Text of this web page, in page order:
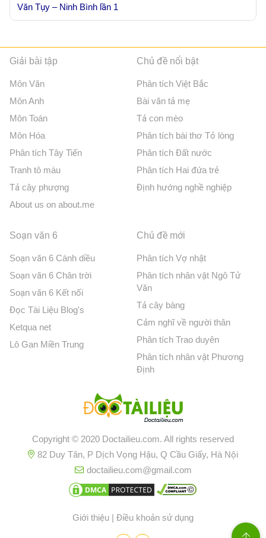
Văn Tụy – Ninh Bình lần 1
Giải bài tập
Môn Văn
Môn Anh
Môn Toán
Môn Hóa
Phân tích Tây Tiến
Tranh tô màu
Tả cây phượng
About us on about.me
Chủ đề nổi bật
Phân tích Việt Bắc
Bài văn tả mẹ
Tả con mèo
Phân tích bài thơ Tỏ lòng
Phân tích Đất nước
Phân tích Hai đứa trẻ
Định hướng nghề nghiệp
Soạn văn 6
Soạn văn 6 Cánh diều
Soạn văn 6 Chân trời
Soạn văn 6 Kết nối
Đọc Tài Liệu Blog's
Ketqua net
Lô Gan Miền Trung
Chủ đề mới
Phân tích Vợ nhặt
Phân tích nhân vật Ngô Tử
Văn
Tả cây bàng
Cảm nghĩ về người thân
Phân tích Trao duyên
Phân tích nhân vật Phương
Định
Copyright © 2020 Doctailieu.com. All rights reserved
82 Duy Tân, P Dịch Vọng Hậu, Q Cầu Giấy, Hà Nội
doctailieu.com@gmail.com
Giới thiệu | Điều khoản sử dụng